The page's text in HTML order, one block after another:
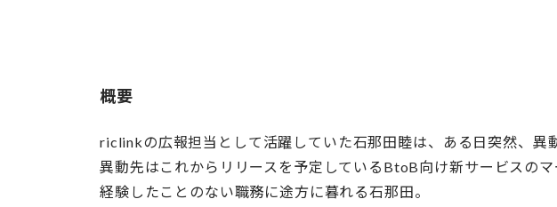
概要
riclinkの広報担当として活躍していた石那田睦は、ある日突然、異
異動先はこれからリリースを予定しているBtoB向け新サービスのマ
経験したことのない職務に途方に暮れる石那田。